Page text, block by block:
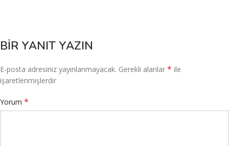
BIR YANIT YAZIN
E-posta adresiniz yayınlanmayacak. Gerekli alanlar * ile
işaretlenmişlerdir
Yorum *